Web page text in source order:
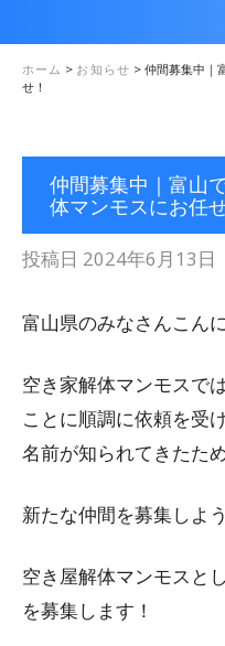
ホーム > お知らせ > 仲間募集中｜
せ！
仲間募集中｜富山
体マンモスにお任
投稿日 2024年6月13日
富山県のみなさんこん
空き家解体マンモスで
ことに順調に依頼を受
名前が知られてきたた
新たな仲間を募集しよ
空き屋解体マンモスと
を募集します！